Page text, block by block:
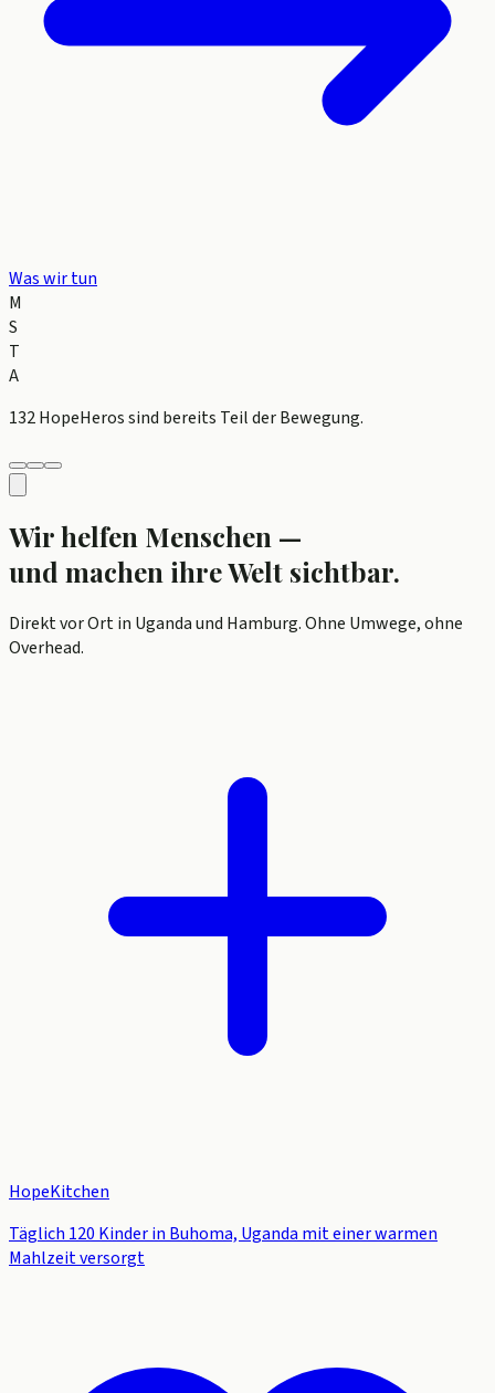
Was wir tun
M
S
T
A
132 HopeHerossind bereits Teil der Bewegung.
Wir helfen Menschen —
und machen ihre Welt sichtbar.
Direkt vor Ort in Uganda und Hamburg. Ohne Umwege, ohne
Overhead.
HopeKitchen
Täglich 120 Kinder in Buhoma, Uganda mit einer warmen
Mahlzeit versorgt